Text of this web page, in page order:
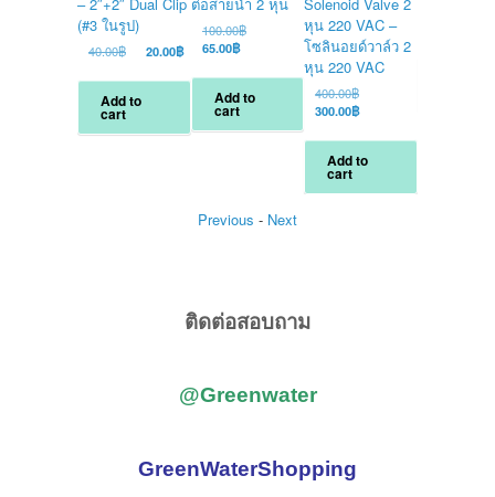
(#3 ในรูป)
40.00฿
Original
was:
40.00฿.
20.00฿
Current
is:
20.00฿.
Add to
cart
100.00฿
100.00฿.
65.00฿
is:
65.00฿.
Add to
cart
หุน 220 VAC –
โซลินอยด์วาล์ว 2
หุน 220 VAC
400.00฿
400.00฿.
300.00฿
is:
300.00฿.
Add to
cart
Previous - Next
ติดต่อสอบถาม
@Greenwater
GreenWaterShopping